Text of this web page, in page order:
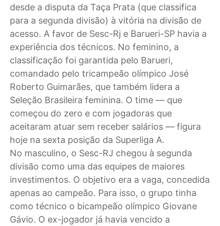
desde a disputa da Taça Prata (que classifica
para a segunda divisão) à vitória na divisão de
acesso. A favor de Sesc-Rj e Barueri-SP havia a
experiência dos técnicos. No feminino, a
classificação foi garantida pelo Barueri,
comandado pelo tricampeão olímpico José
Roberto Guimarães, que também lidera a
Seleção Brasileira feminina. O time — que
começou do zero e com jogadoras que
aceitaram atuar sem receber salários — figura
hoje na sexta posição da Superliga A.
No masculino, o Sesc-RJ chegou à segunda
divisão como uma das equipes de maiores
investimentos. O objetivo era a vaga, concedida
apenas ao campeão. Para isso, o grupo tinha
como técnico o bicampeão olímpico Giovane
Gávio. O ex-jogador já havia vencido a